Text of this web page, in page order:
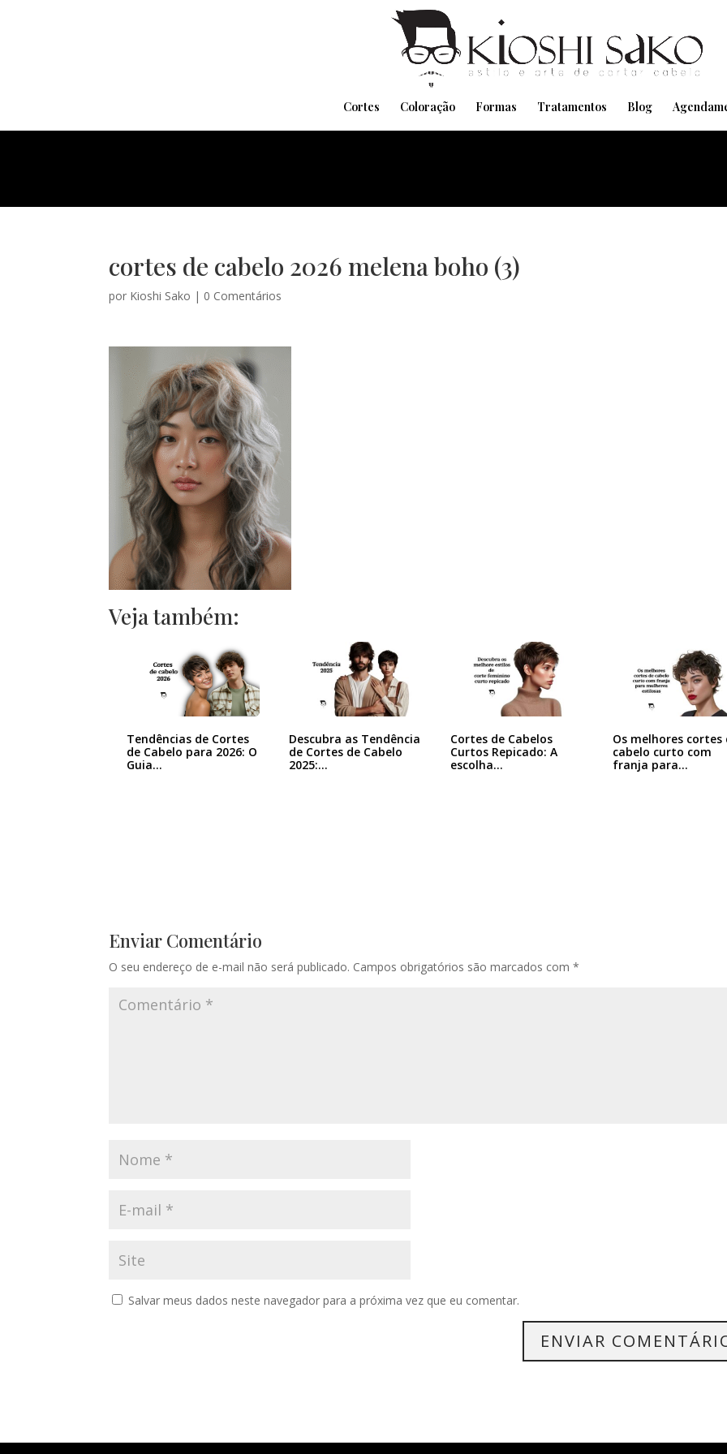
Cortes Coloração Formas Tratamentos Blog
cortes de cabelo 2026 melena boho (3)
por Kioshi Sako | 0 Comentários
Veja também:
Tendências de Cortes
de Cabelo para 2026: O
Guia…
Descubra as Tendência
de Cortes de Cabelo
2025:…
Cortes de Cabelos
Curtos Repicado: A
escolha…
Os melhores cortes
cabelo curto com
franja para…
Enviar Comentário
O seu endereço de e-mail não será publicado. Campos obrigatórios são marcados com*
Salvar meus dados neste navegador para a próxima vez que eu comentar.
Pensando em transformar seu Visual??
Agende pelo Whatsapp